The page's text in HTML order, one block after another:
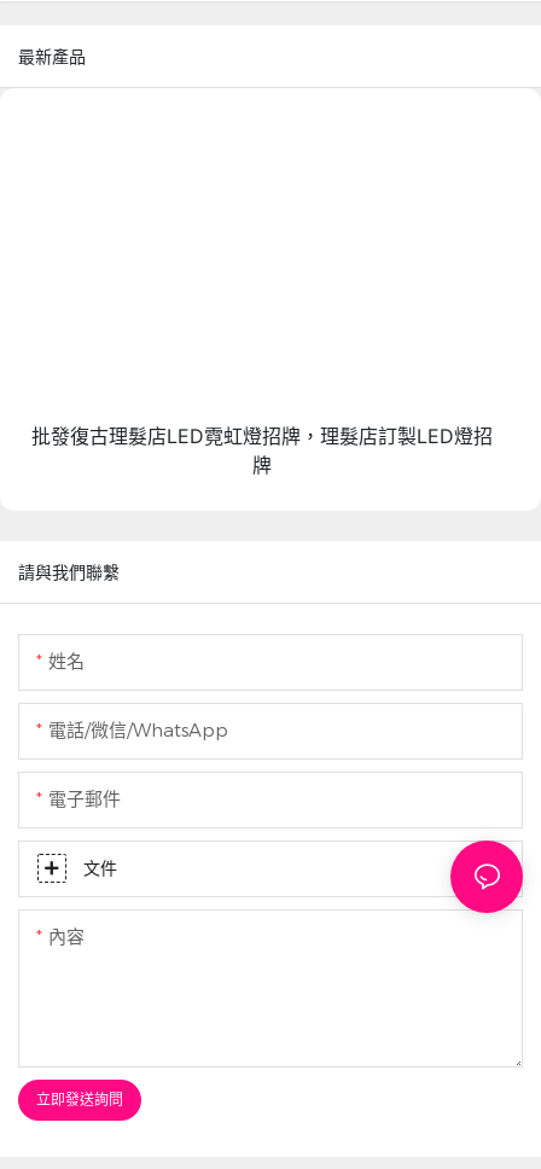
最新產品
批發復古理髮店LED霓虹燈招牌，理髮店訂製LED燈招
牌
請與我們聯繫
姓名
電話/微信/WhatsApp
電子郵件
文件
內容
立即發送詢問